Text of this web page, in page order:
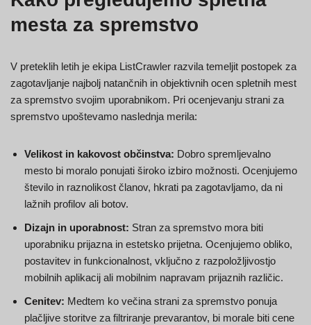
Kako pregledujemo spletna
mesta za spremstvo
V preteklih letih je ekipa ListCrawler razvila temeljit postopek za
zagotavljanje najbolj natančnih in objektivnih ocen spletnih mest
za spremstvo svojim uporabnikom. Pri ocenjevanju strani za
Velikost in kakovost občinstva:Dobro spremljevalno
mesto bi moralo ponujati široko izbiro možnosti. Ocenjujemo
število in raznolikost članov, hkrati pa zagotavljamo, da ni
Dizajn in uporabnost:Stran za spremstvo mora biti
uporabniku prijazna in estetsko prijetna. Ocenjujemo obliko,
postavitev in funkcionalnost, vključno z razpoložljivostjo
Cenitev:Medtem ko večina strani za spremstvo ponuja